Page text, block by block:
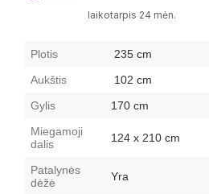
laikotarpis 24 mėn.
Plotis
235 cm
Aukštis
102 cm
Gylis
170 cm
Miegamoji
dalis
124 x 210 cm
Patalynės
dėžė
Yra